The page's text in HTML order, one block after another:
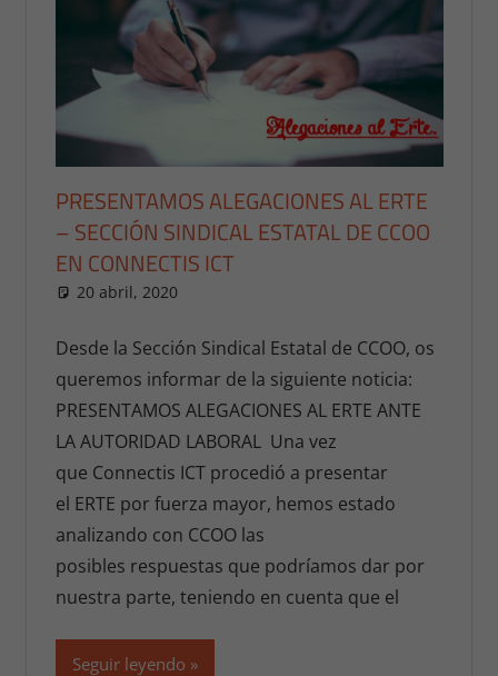
PRESENTAMOS ALEGACIONES AL ERTE
– SECCIÓN SINDICAL ESTATAL DE CCOO
EN CONNECTIS ICT
20 abril, 2020
Desde la Sección Sindical Estatal de CCOO, os
queremos informar de la siguiente noticia:
PRESENTAMOS ALEGACIONES AL ERTE ANTE
LA AUTORIDAD LABORAL Una vez
que Connectis ICT procedió a presentar
el ERTE por fuerza mayor, hemos estado
analizando con CCOO las
posibles respuestas que podríamos dar por
nuestra parte, teniendo en cuenta que el
Seguir leyendo